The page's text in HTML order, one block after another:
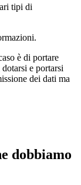
tipi di
è di portare
e portarsi
dei dati ma
dobbiamo